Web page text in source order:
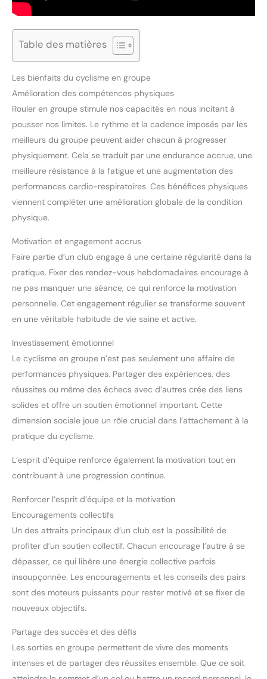
Table des matières
Les bienfaits du cyclisme en groupe
Amélioration des compétences physiques
Rouler en groupe stimule nos capacités en nous incitant à
pousser nos limites. Le rythme et la cadence imposés par les
meilleurs du groupe peuvent aider chacun à progresser
physiquement. Cela se traduit par une endurance accrue, une
meilleure résistance à la fatigue et une augmentation des
performances cardio-respiratoires. Ces bénéfices physiques
viennent compléter une amélioration globale de la condition
physique.
Motivation et engagement accrus
Faire partie d’un club engage à une certaine régularité dans la
pratique. Fixer des rendez-vous hebdomadaires encourage à
ne pas manquer une séance, ce qui renforce la motivation
personnelle. Cet engagement régulier se transforme souvent
en une véritable habitude de vie saine et active.
Investissement émotionnel
Le cyclisme en groupe n’est pas seulement une affaire de
performances physiques. Partager des expériences, des
réussites ou même des échecs avec d’autres crée des liens
solides et offre un soutien émotionnel important. Cette
dimension sociale joue un rôle crucial dans l’attachement à la
pratique du cyclisme.
L’esprit d’équipe renforce également la motivation tout en
contribuant à une progression continue.
Renforcer l’esprit d’équipe et la motivation
Encouragements collectifs
Un des attraits principaux d’un club est la possibilité de
profiter d’un soutien collectif. Chacun encourage l’autre à se
dépasser, ce qui libère une énergie collective parfois
insoupçonnée. Les encouragements et les conseils des pairs
sont des moteurs puissants pour rester motivé et se fixer de
nouveaux objectifs.
Partage des succès et des défis
Les sorties en groupe permettent de vivre des moments
intenses et de partager des réussites ensemble. Que ce soit